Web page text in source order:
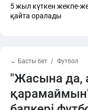
5 жыл күткен жекпе-
қайта оралады
← Басты бет Футбол
"Жасына да,